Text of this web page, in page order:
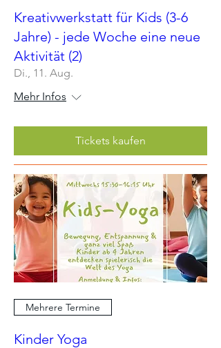
Kreativwerkstatt für Kids (3-6
Jahre) - jede Woche eine neue
Aktivität (2)
Di., 11. Aug.
Mehr Infos
Tickets kaufen
Mehrere Termine
Kinder Yoga